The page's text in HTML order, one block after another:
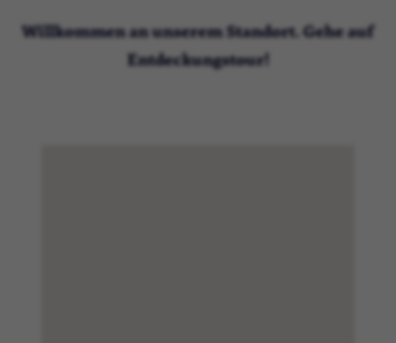
Willkommen an unserem Standort. Gehe auf
Entdeckungstour!